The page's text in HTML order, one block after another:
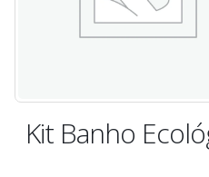
Headfone